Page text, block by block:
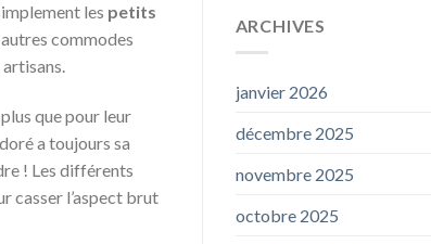
les petits
autres commodes
que pour leur
a toujours sa
! Les différents
casser l’aspect brut
ARCHIVES
janvier 2026
décembre 2025
novembre 2025
octobre 2025